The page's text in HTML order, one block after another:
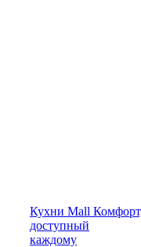
Кухни Mall
доступный
каждому